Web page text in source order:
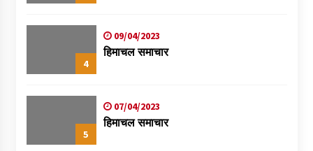
4
09/04/2023
हिमाचल समाचार
5
07/04/2023
हिमाचल समाचार